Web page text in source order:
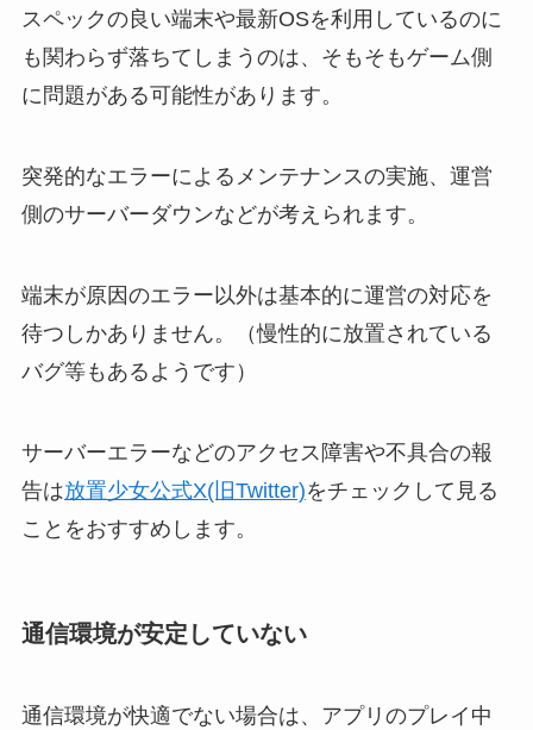
スペックの良い端末や最新OSを利用しているのに
も関わらず落ちてしまうのは、そもそもゲーム側
に問題がある可能性があります。
突発的なエラーによるメンテナンスの実施、運営
側のサーバーダウンなどが考えられます。
端末が原因のエラー以外は基本的に運営の対応を
待つしかありません。（慢性的に放置されている
バグ等もあるようです）
サーバーエラーなどのアクセス障害や不具合の報
告は放置少女公式X(旧Twitter)をチェックして見る
ことをおすすめします。
通信環境が安定していない
通信環境が快適でない場合は、アプリのプレイ中